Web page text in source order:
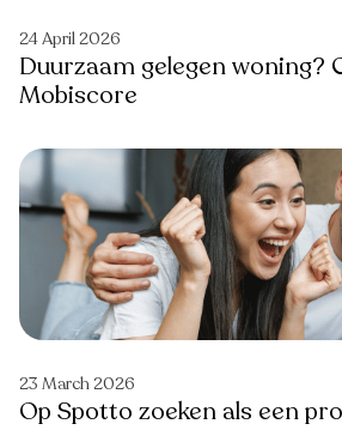
24 April 2026
Duurzaam gelegen woning?
Mobiscore
23 March 2026
Op Spotto zoeken als een